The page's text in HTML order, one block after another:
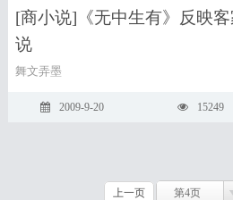
[商小说]《无中生有》反映
说
舞文弄墨
2009-9-20 15249
上一页 第4页